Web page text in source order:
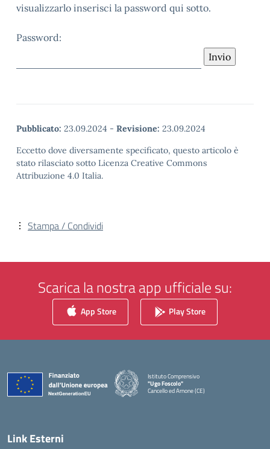
visualizzarlo inserisci la password qui sotto.
Password:
Pubblicato: 23.09.2024 - Revisione: 23.09.2024
Eccetto dove diversamente specificato, questo articolo è
stato rilasciato sotto Licenza Creative Commons
Attribuzione 4.0 Italia.
Stampa / Condividi
Scarica la nostra app ufficiale su:
App Store Play Store
Istituto Comprensivo
"Ugo Foscolo"
Cancello ed Arnone (CE)
Link Esterni